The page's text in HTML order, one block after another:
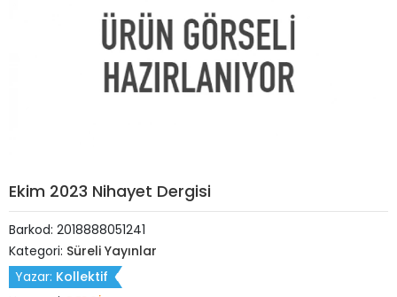
Ekim 2023 Nihayet Dergisi
Barkod: 2018888051241
Kategori: Süreli Yayınlar
Yazar: Kollektif